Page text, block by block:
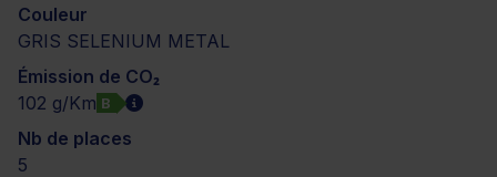
Couleur
GRIS SELENIUM METAL
Émission de CO₂
102 g/Km B
Nb de places
5